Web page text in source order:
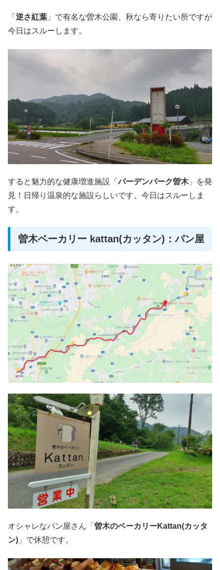
「 逆さ紅葉 」で有名な曽木公園、秋なら寄りたい所ですが
今日はスルーします。
すると魅力的な健康増進施設「バーデンパーク曽木」を発
見！日帰り温泉的な施設らしいです。今日はスルーしま
す。
曽木ベーカリー kattan(カッタン)：パン屋
オシャレなパン屋さん「 曽木のベーカリーKattan(カッタ
ン) 」で休憩です。